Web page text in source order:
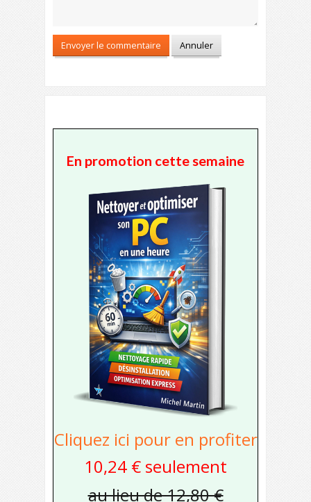
En promotion cette semaine
Cliquez ici pour en profiter
10,24 € seulement
au lieu de 12,80 €